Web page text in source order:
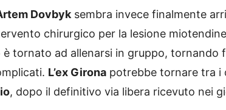
Dovbyk sembra invece finalmente
chirurgico per la lesione
è tornato ad allenarsi in gruppo, tornando
L’ex Girona potrebbe tornare tra i
, dopo il definitivo via libera ricevuto nei